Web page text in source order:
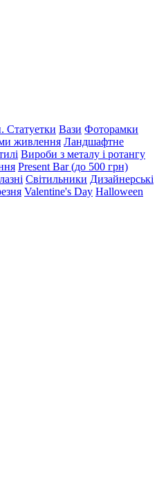
Статуетки Вази Фоторамки
живлення Ландшафтне
Вироби з металу і ротангу
Present Bar (до 500 грн)
Світильники Дизайнерські
Valentine's Day Halloween